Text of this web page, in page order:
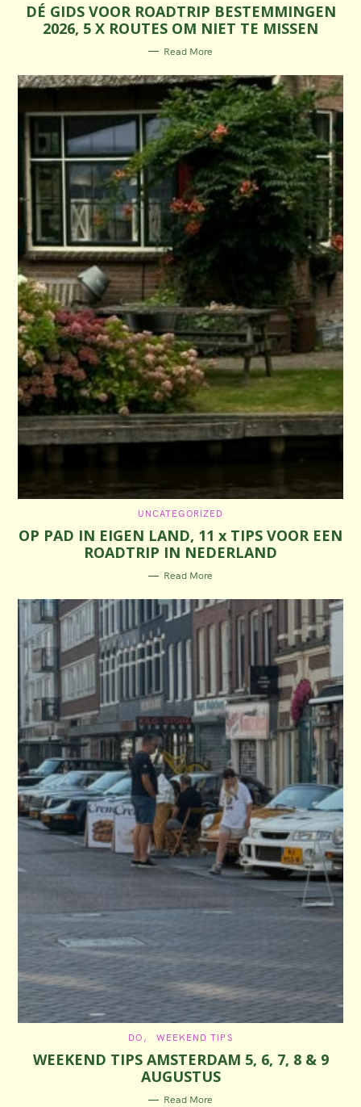
T
E
G
O
R
I
S
DÉ GIDS VOOR ROADTRIP BESTEMMINGEN
2026, 5 X ROUTES OM NIET TE MISSEN
Read More
C
T
E
G
O
R
I
S
UNCATEGORIZED
OP PAD IN EIGEN LAND, 11 x TIPS VOOR EEN
ROADTRIP IN NEDERLAND
Read More
C
T
E
G
O
R
DO WEEKEND TIPS
WEEKEND TIPS AMSTERDAM 5, 6, 7, 8 & 9
AUGUSTUS
Read More